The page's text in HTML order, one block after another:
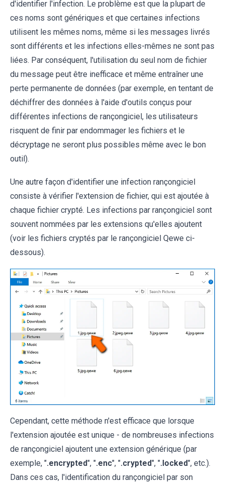
d'identifier l'infection. Le problème est que la plupart de
ces noms sont génériques et que certaines infections
utilisent les mêmes noms, même si les messages livrés
sont différents et les infections elles-mêmes ne sont pas
liées. Par conséquent, l'utilisation du seul nom de fichier
du message peut être inefficace et même entraîner une
perte permanente de données (par exemple, en tentant de
déchiffrer des données à l'aide d'outils conçus pour
différentes infections de rançongiciel, les utilisateurs
risquent de finir par endommager les fichiers et le
décryptage ne seront plus possibles même avec le bon
outil).
Une autre façon d'identifier une infection rançongiciel
consiste à vérifier l'extension de fichier, qui est ajoutée à
chaque fichier crypté. Les infections par rançongiciel sont
souvent nommées par les extensions qu'elles ajoutent
(voir les fichiers cryptés par le rançongiciel Qewe ci-
dessous).
Cependant, cette méthode n'est efficace que lorsque
l'extension ajoutée est unique - de nombreuses infections
de rançongiciel ajoutent une extension générique (par
exemple, ".encrypted", ".enc", ".crypted", ".locked", etc.).
Dans ces cas, l'identification du rançongiciel par son